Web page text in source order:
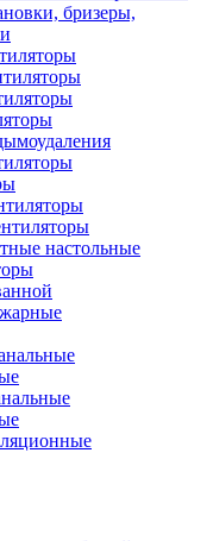
бризеры,
настольные